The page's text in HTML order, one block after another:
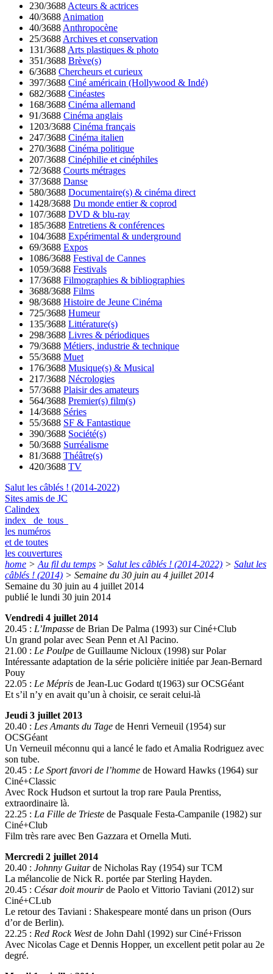
230/3688 Acteurs & actrices
40/3688 Animation
40/3688 Anthropocène
25/3688 Archives et conservation
131/3688 Arts plastiques & photo
351/3688 Brève(s)
6/3688 Chercheurs et curieux
397/3688 Ciné américain (Hollywood & Indé)
682/3688 Cinéastes
168/3688 Cinéma allemand
91/3688 Cinéma anglais
1203/3688 Cinéma français
247/3688 Cinéma italien
270/3688 Cinéma politique
207/3688 Cinéphilie et cinéphiles
72/3688 Courts métrages
37/3688 Danse
580/3688 Documentaire(s) & cinéma direct
1428/3688 Du monde entier & coprod
107/3688 DVD & blu-ray
185/3688 Entretiens & conférences
104/3688 Expérimental & underground
69/3688 Expos
1086/3688 Festival de Cannes
1059/3688 Festivals
17/3688 Filmographies & bibliographies
3688/3688 Films
98/3688 Histoire de Jeune Cinéma
725/3688 Humeur
135/3688 Littérature(s)
298/3688 Livres & périodiques
79/3688 Métiers, industrie & technique
55/3688 Muet
176/3688 Musique(s) & Musical
217/3688 Nécrologies
57/3688 Plaisir des amateurs
564/3688 Premier(s) film(s)
14/3688 Séries
55/3688 SF & Fantastique
390/3688 Société(s)
50/3688 Surréalisme
81/3688 Théâtre(s)
420/3688 TV
Salut les câblés ! (2014-2022)
Sites amis de JC
Calindex
index de tous
les numéros
et de toutes
les couvertures
home > Au fil du temps > Salut les câblés ! (2014-2022) > Salut les
câblés ! (2014) > Semaine du 30 juin au 4 juillet 2014
Semaine du 30 juin au 4 juillet 2014
publié le lundi 30 juin 2014
Vendredi 4 juillet 2014
20.45 : L’Impasse de Brian De Palma (1993) sur Ciné+Club
Un grand polar avec Sean Penn et Al Pacino.
21.00 : Le Poulpe de Guillaume Nicloux (1998) sur Polar
Intéressante adaptation de la série policière initiée par Jean-Bernard
Pouy
22.05 : Le Mépris de Jean-Luc Godard t(1963) sur OCSGéant
Et s’il n’y en avait qu’un à choisir, ce serait celui-là
Jeudi 3 juillet 2013
20.40 : Les Amants du Tage de Henri Verneuil (1954) sur
OCSGéant
Un Verneuil méconnu qui a lancé le fado et Amalia Rodriguez avec
son tube.
20.45 : Le Sport favori de l’homme de Howard Hawks (1964) sur
Ciné+Classic
Avec Rock Hudson et surtout la trop rare Paula Prentiss,
extraordinaire là.
22.25 : La Fille de Trieste de Pasquale Festa-Campanile (1982) sur
Ciné+Club
Film très rare avec Ben Gazzara et Ornella Muti.
Mercredi 2 juillet 2014
20.40 : Johnny Guitarde Nicholas Ray (1954) sur TCM
La mélancolie de Nick R. portée par Sterling Hayden.
20.45 : César doit mourirde Paolo et Vittorio Taviani (2012) sur
Ciné+CLub
Le retour des Taviani : Shakespeare monté dans un prison (Ours
d’or de Berlin).
22.25 : Red Rock Westde John Dahl (1992) sur Ciné+Frisson
Avec Nicolas Cage et Dennis Hopper, un excellent petit polar au 2e
degré.